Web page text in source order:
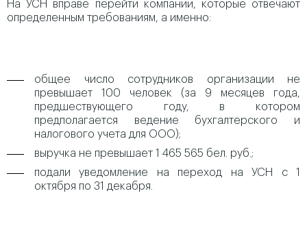
На УСН вправе перейти компании, которые отвечают
определенным требованиям, а именно:
общее число сотрудников организации не
превышает 100 человек (за 9 месяцев года,
предшествующего году, в котором
предполагается ведение бухгалтерского и
налогового учета для ООО);
выручка не превышает 1 465 565 бел. руб.;
подали уведомление на переход на УСН с 1
октября по 31 декабря.